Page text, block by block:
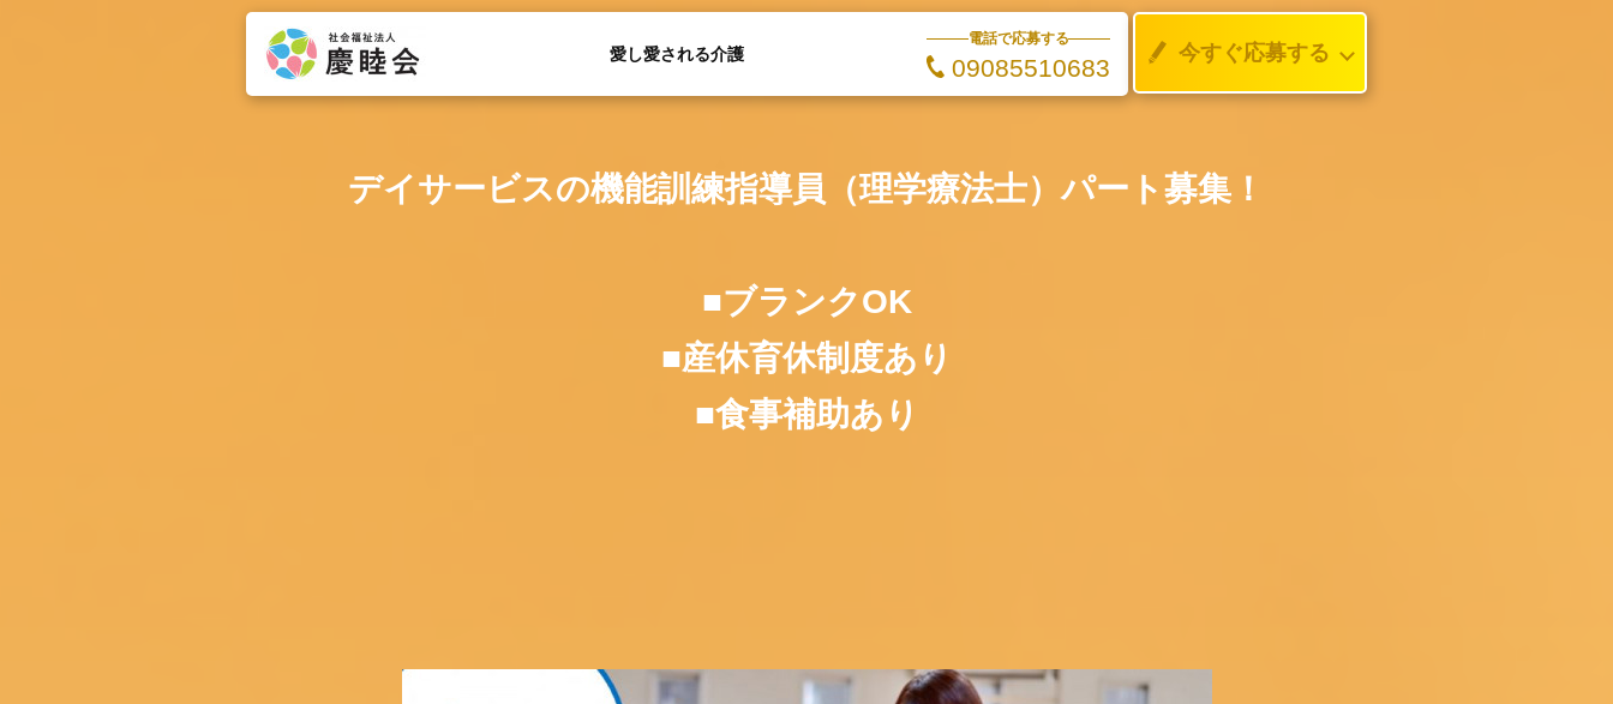
愛し愛される介護
電話で応募する
09085510683
今すぐ応募する
デイサービスの機能訓練指導員（理学療法士）パート募集！
■ブランクOK
■産休育休制度あり
■食事補助あり